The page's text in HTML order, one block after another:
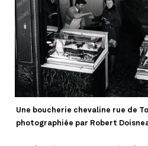
Une boucherie chevaline rue de
photographiée par Robert